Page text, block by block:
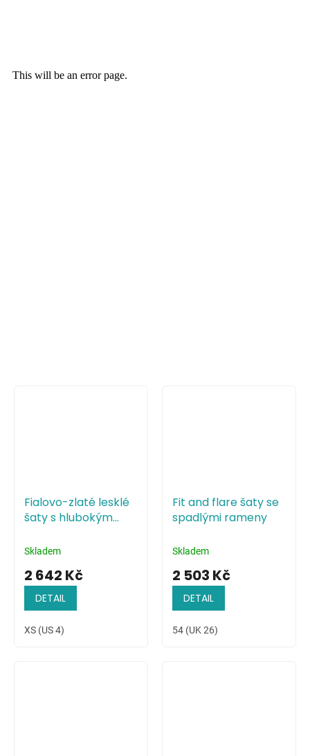
Fialovo-zlaté lesklé
šaty s hlubokým
zády
Skladem
2 642 Kč
DETAIL
XS (US 4)
Fit and flare šaty se
spadlými rameny
Skladem
2 503 Kč
DETAIL
54 (UK 26)